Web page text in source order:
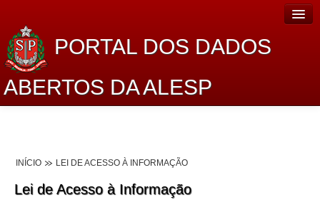
PORTAL DOS DADOS
ABERTOS DA ALESP
Lei de Acesso à Informação
INÍCIO LEI DE ACESSO À INFORMAÇÃO
Lei de Acesso à Informação